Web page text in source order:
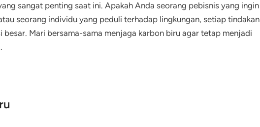
sangat penting saat ini. Apakah Anda seorang pebisnis yang ingin
seorang individu yang peduli terhadap lingkungan, setiap tindakan
besar. Mari bersama-sama menjaga karbon biru agar tetap menjadi